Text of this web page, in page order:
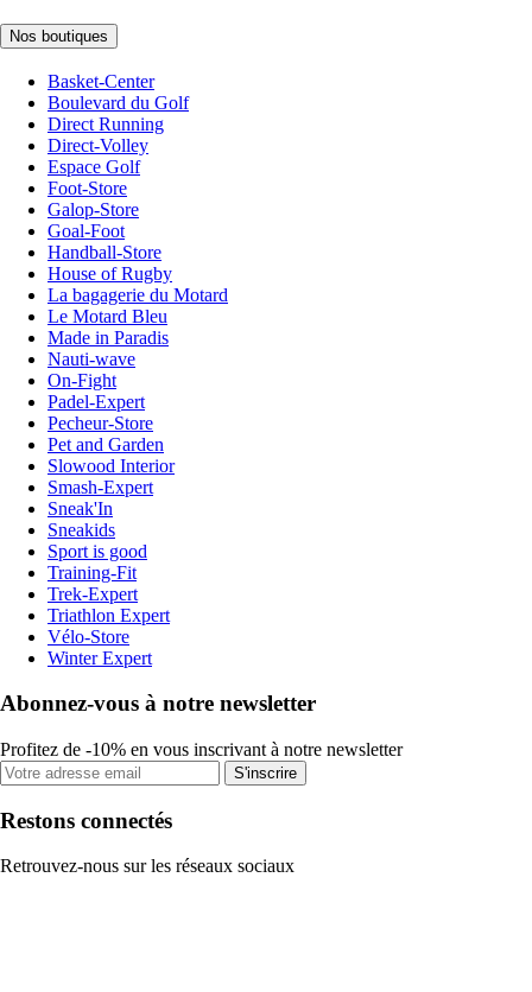
Nos boutiques
Basket-Center
Boulevard du Golf
Direct Running
Direct-Volley
Espace Golf
Foot-Store
Galop-Store
Goal-Foot
Handball-Store
House of Rugby
La bagagerie du Motard
Le Motard Bleu
Made in Paradis
Nauti-wave
On-Fight
Padel-Expert
Pecheur-Store
Pet and Garden
Slowood Interior
Smash-Expert
Sneak'In
Sneakids
Sport is good
Training-Fit
Trek-Expert
Triathlon Expert
Vélo-Store
Winter Expert
Abonnez-vous à notre newsletter
Profitez de -10% en vous inscrivant à notre newsletter
S'inscrire
Restons connectés
Retrouvez-nous sur les réseaux sociaux